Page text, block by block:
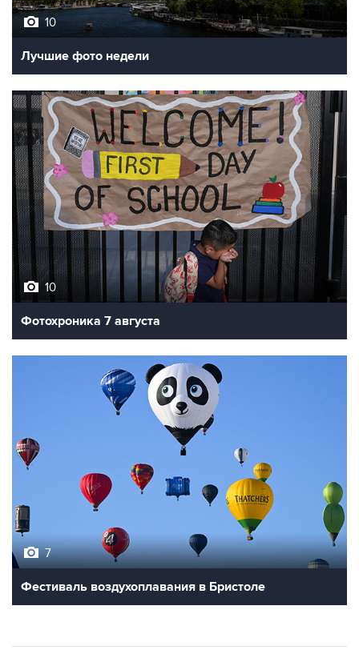
Лучшие фото недели
10
Фотохроника 7 августа
Фестиваль воздухоплавания в Бристоле